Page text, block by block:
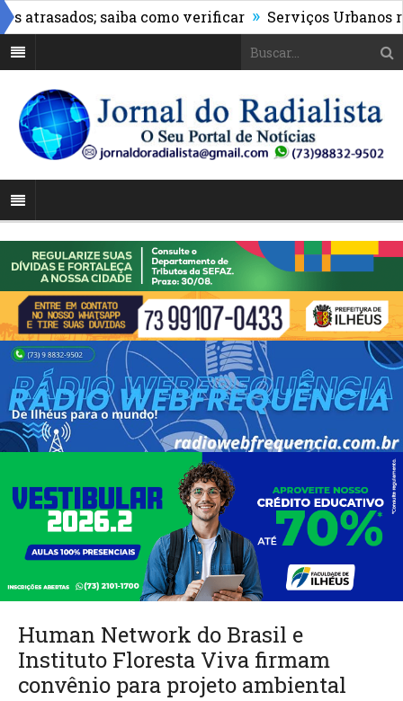
saiba como verificar » Serviços Urbanos
Human Network do Brasil e
Instituto Floresta Viva firmam
convênio para projeto ambiental